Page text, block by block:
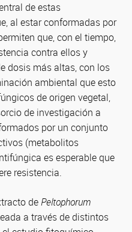
de estas
al estar conformadas por
que, con el tiempo,
contra ellos y
dosis más altas, con los
ambiental que esto
de origen vegetal,
de investigación a
por un conjunto
(metabolitos
es esperable que
resistencia.
dePeltophorum
a través de distintos